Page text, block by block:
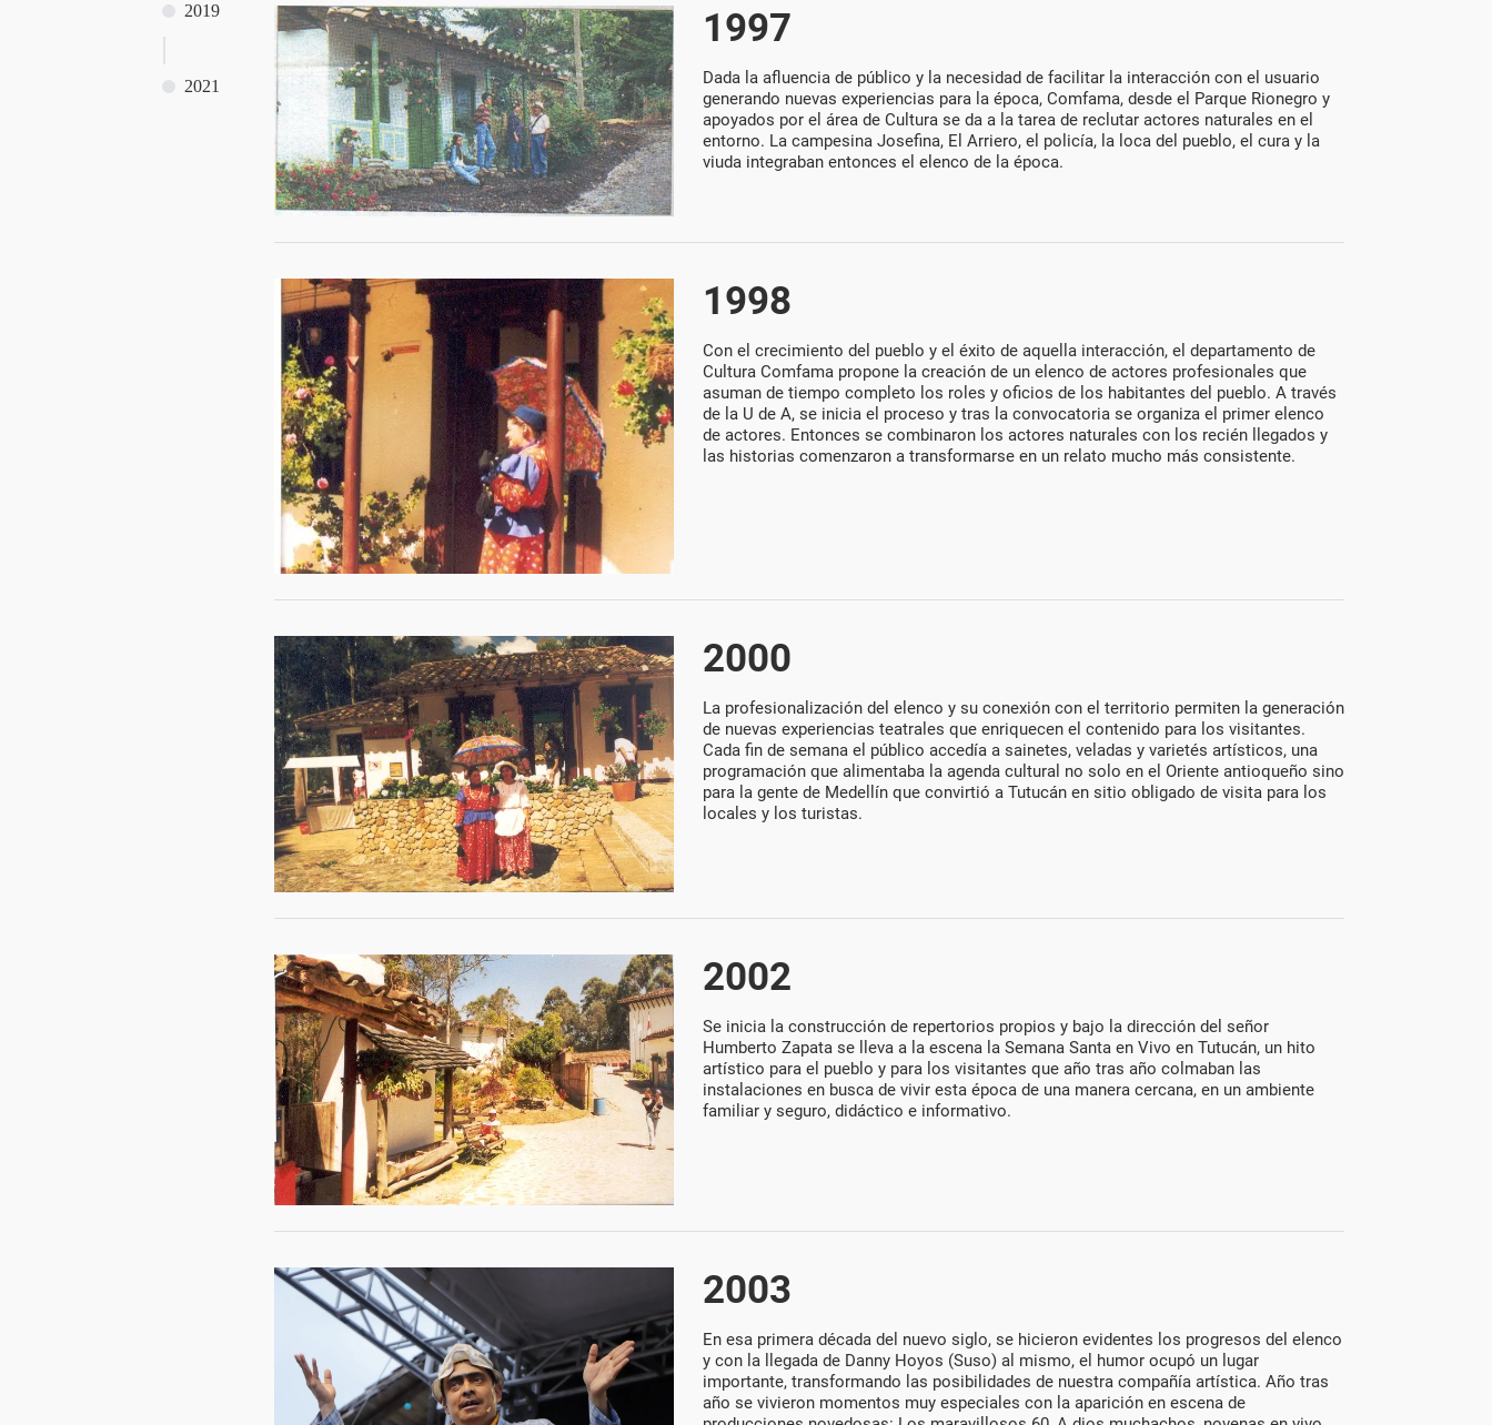
2019
2021
1997
Dada la afluencia de público y la necesidad de facilitar la interacción con el usuario
generando nuevas experiencias para la época, Comfama, desde el Parque Rionegro y
apoyados por el área de Cultura se da a la tarea de reclutar actores naturales en el
entorno. La campesina Josefina, El Arriero, el policía, la loca del pueblo, el cura y la
viuda integraban entonces el elenco de la época.
1998
Con el crecimiento del pueblo y el éxito de aquella interacción, el departamento de
Cultura Comfama propone la creación de un elenco de actores profesionales que
asuman de tiempo completo los roles y oficios de los habitantes del pueblo. A través
de la U de A, se inicia el proceso y tras la convocatoria se organiza el primer elenco
de actores. Entonces se combinaron los actores naturales con los recién llegados y
las historias comenzaron a transformarse en un relato mucho más consistente.
2000
La profesionalización del elenco y su conexión con el territorio permiten la generación
de nuevas experiencias teatrales que enriquecen el contenido para los visitantes.
Cada fin de semana el público accedía a sainetes, veladas y varietés artísticos, una
programación que alimentaba la agenda cultural no solo en el Oriente antioqueño sino
para la gente de Medellín que convirtió a Tutucán en sitio obligado de visita para los
locales y los turistas.
2002
Se inicia la construcción de repertorios propios y bajo la dirección del señor
Humberto Zapata se lleva a la escena la Semana Santa en Vivo en Tutucán, un hito
artístico para el pueblo y para los visitantes que año tras año colmaban las
instalaciones en busca de vivir esta época de una manera cercana, en un ambiente
familiar y seguro, didáctico e informativo.
2003
En esa primera década del nuevo siglo, se hicieron evidentes los progresos del elenco
y con la llegada de Danny Hoyos (Suso) al mismo, el humor ocupó un lugar
importante, transformando las posibilidades de nuestra compañía artística. Año tras
año se vivieron momentos muy especiales con la aparición en escena de